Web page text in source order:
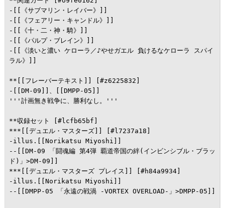
-[[《サブマリン・レイバー》]]
-[[《フェアリー・キャンドル》]]
-[[《十・二・神・騎》]]
-[[《パルプ・ブレイン》]]
-[[《淡いと濃い ケローラ／♪やせガエル 負けるなケローラ スパイ
ラル》]]
**[[フレーバーテキスト]] [#z6225832]
-[[DM-09]]、[[DMPP-05]]
'''計画無き戦争に、勝利なし。'''
**収録セット [#lcfb65bf]
***[[デュエル・マスターズ]] [#l7237a18]
-illus.[[Norikatsu Miyoshi]]
--[[DM-09 「闘魂編 第4弾 覇道帝国の絆(インビンシブル・ブラッ
ド)」>DM-09]]
***[[デュエル・マスターズ プレイス]] [#h84a9934]
-illus.[[Norikatsu Miyoshi]]
--[[DMPP-05 「永遠の戦渦 -VORTEX OVERLOAD-」>DMPP-05]]